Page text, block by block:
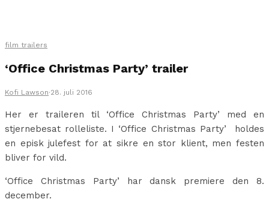
film trailers
‘Office Christmas Party’ trailer
Kofi Lawson·28. juli 2016
Her er traileren til ‘Office Christmas Party’ med en
stjernebesat rolleliste. I ‘Office Christmas Party’ holdes
en episk julefest for at sikre en stor klient, men festen
bliver for vild.
‘Office Christmas Party’ har dansk premiere den 8.
december.